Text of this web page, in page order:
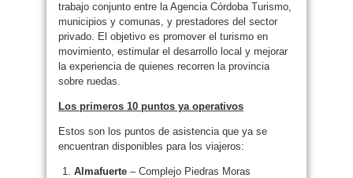
trabajo conjunto entre la Agencia Córdoba Turismo,
municipios y comunas, y prestadores del sector
privado. El objetivo es promover el turismo en
movimiento, estimular el desarrollo local y mejorar
la experiencia de quienes recorren la provincia
sobre ruedas.
Los primeros 10 puntos ya operativos
Estos son los puntos de asistencia que ya se
encuentran disponibles para los viajeros:
Almafuerte – Complejo Piedras Moras